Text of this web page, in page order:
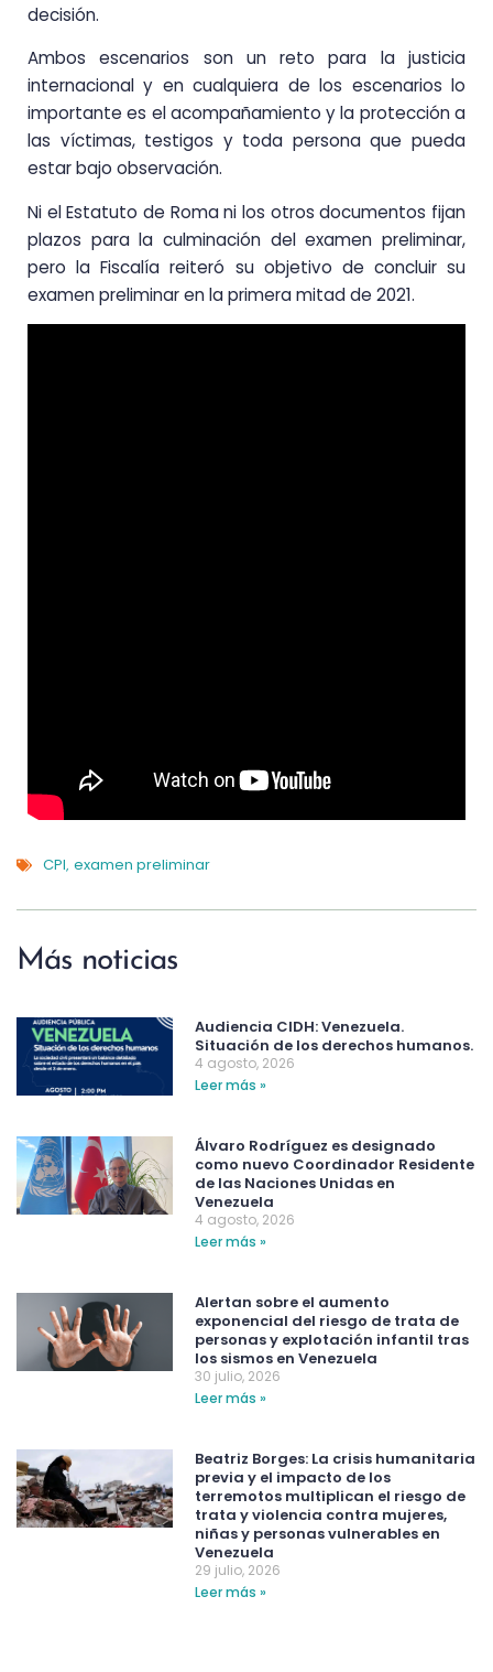
decisión.
Ambos escenarios son un reto para la justicia
internacional y en cualquiera de los escenarios lo
importante es el acompañamiento y la protección a
las víctimas, testigos y toda persona que pueda
estar bajo observación.
Ni el Estatuto de Roma ni los otros documentos fijan
plazos para la culminación del examen preliminar,
pero la Fiscalía reiteró su objetivo de concluir su
examen preliminar en la primera mitad de 2021.
CPI, examen preliminar
Más noticias
Audiencia CIDH: Venezuela.
Situación de los derechos humanos.
4 agosto, 2026
Leer más »
Álvaro Rodríguez es designado
como nuevo Coordinador Residente
de las Naciones Unidas en
Venezuela
4 agosto, 2026
Leer más »
Alertan sobre el aumento
exponencial del riesgo de trata de
personas y explotación infantil tras
los sismos en Venezuela
30 julio, 2026
Leer más »
Beatriz Borges: La crisis humanitaria
previa y el impacto de los
terremotos multiplican el riesgo de
trata y violencia contra mujeres,
niñas y personas vulnerables en
Venezuela
29 julio, 2026
Leer más »